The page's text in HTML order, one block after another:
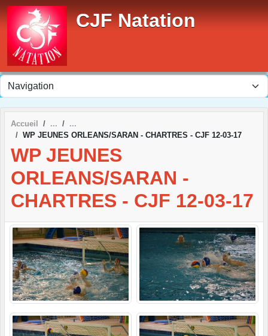
CJF Natation
Accueil
WP JEUNES ORLEANS/SARAN - CHARTRES - CJF 12-03-17
WP JEUNES
ORLEANS/SARAN -
CHARTRES - CJF 12-03-17
Panneau de gestion des cookies